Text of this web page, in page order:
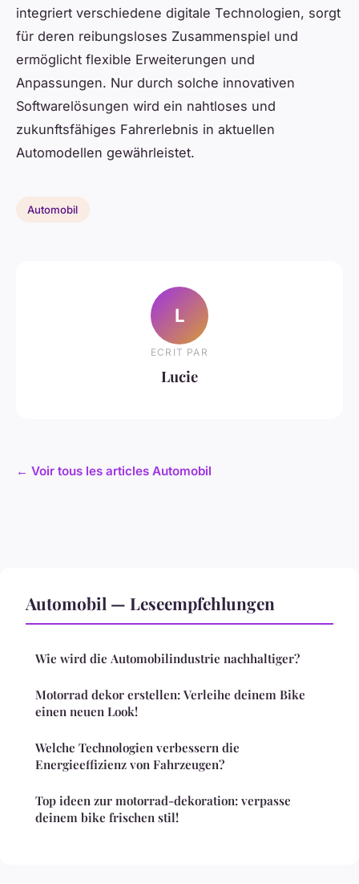
integriert verschiedene digitale Technologien, sorgt
für deren reibungsloses Zusammenspiel und
ermöglicht flexible Erweiterungen und
Anpassungen. Nur durch solche innovativen
Softwarelösungen wird ein nahtloses und
zukunftsfähiges Fahrerlebnis in aktuellen
Automodellen gewährleistet.
Automobil
L
ECRIT PAR
Lucie
← Voir tous les articles Automobil
Automobil — Leseempfehlungen
Wie wird die Automobilindustrie nachhaltiger?
Motorrad dekor erstellen: Verleihe deinem Bike
einen neuen Look!
Welche Technologien verbessern die
Energieeffizienz von Fahrzeugen?
Top ideen zur motorrad-dekoration: verpasse
deinem bike frischen stil!